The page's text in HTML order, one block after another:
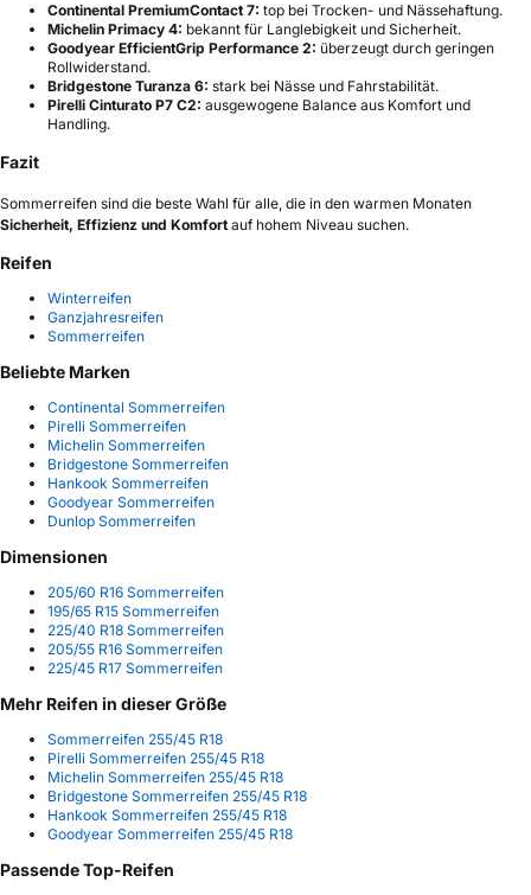
Continental PremiumContact 7: top bei Trocken- und Nässehaftung.
Michelin Primacy 4: bekannt für Langlebigkeit und Sicherheit.
Goodyear EfficientGrip Performance 2: überzeugt durch geringen
Rollwiderstand.
Bridgestone Turanza 6: stark bei Nässe und Fahrstabilität.
Pirelli Cinturato P7 C2: ausgewogene Balance aus Komfort und
Handling.
Fazit
Sommerreifen sind die beste Wahl für alle, die in den warmen Monaten
Sicherheit, Effizienz und Komfort auf hohem Niveau suchen.
Reifen
Winterreifen
Ganzjahresreifen
Sommerreifen
Beliebte Marken
Continental Sommerreifen
Pirelli Sommerreifen
Michelin Sommerreifen
Bridgestone Sommerreifen
Hankook Sommerreifen
Goodyear Sommerreifen
Dunlop Sommerreifen
Dimensionen
205/60 R16 Sommerreifen
195/65 R15 Sommerreifen
225/40 R18 Sommerreifen
205/55 R16 Sommerreifen
225/45 R17 Sommerreifen
Mehr Reifen in dieser Größe
Sommerreifen 255/45 R18
Pirelli Sommerreifen 255/45 R18
Michelin Sommerreifen 255/45 R18
Bridgestone Sommerreifen 255/45 R18
Hankook Sommerreifen 255/45 R18
Goodyear Sommerreifen 255/45 R18
Passende Top-Reifen